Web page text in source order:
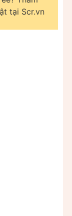
tại Scr.vn